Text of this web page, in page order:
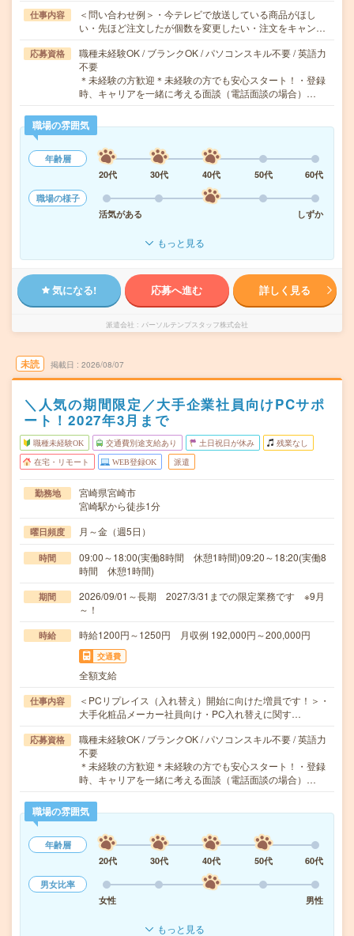
仕事内容
＜問い合わせ例＞・今テレビで放送している商品がほし
い・先ほど注文したが個数を変更したい・注文をキャン…
応募資格
職種未経験OK / ブランクOK / パソコンスキル不要 / 英語力
不要
＊未経験の方歓迎＊未経験の方でも安心スタート！・登録
時、キャリアを一緒に考える面談（電話面談の場合）…
職場の雰囲気
年齢層
20代
30代 40代 50代
60代
職場の様子
活気がある
しずか
もっと見る
気になる! 応募へ進む 詳しく見る
派遣会社 パーソルテンプスタッフ株式会社
未読 掲載日 2026/08/07
＼人気の期間限定／大手企業社員向けPCサポ
ート！2027年3月まで
職種未経験OK 交通費別途支給あり 土日祝日が休み 残業なし
在宅・リモート WEB登録OK 派遣
勤務地
宮崎県宮崎市
宮崎駅から徒歩1分
曜日頻度 月～金（週5日）
時間
09:00～18:00(実働8時間 休憩1時間)09:20～18:20(実働8
時間 休憩1時間)
期間
2026/09/01～長期 2027/3/31までの限定業務です ※9月
～！
時給 時給1200円～1250円 月収例 192,000円～200,000円
交通費
全額支給
仕事内容
＜PCリプレイス（入れ替え）開始に向けた増員です！＞・
大手化粧品メーカー社員向け・PC入れ替えに関す…
応募資格
職種未経験OK / ブランクOK / パソコンスキル不要 / 英語力
不要
＊未経験の方歓迎＊未経験の方でも安心スタート！・登録
時、キャリアを一緒に考える面談（電話面談の場合）…
職場の雰囲気
年齢層
20代
30代 40代 50代
60代
男女比率
女性
男性
もっと見る